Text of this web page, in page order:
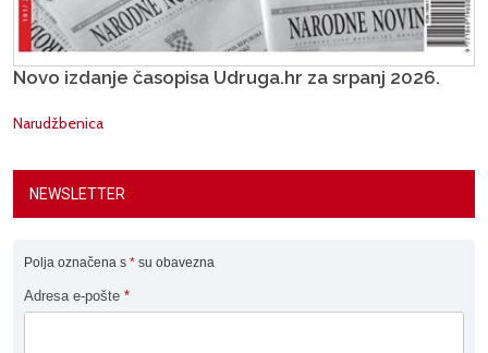
Novo izdanje časopisa Udruga.hr za srpanj 2026.
Narudžbenica
NEWSLETTER
Polja označena s * su obavezna
Adresa e-pošte *